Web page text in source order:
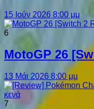
15 Ιούν 2026 8:00 μμ
6
MotoGP 26
13 Μάι 2026 8:00 μμ
7